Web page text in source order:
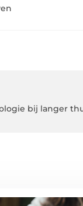
bij langer